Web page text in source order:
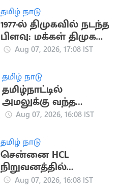
தமிழ் நாடு
1977-ல் திமுகவில் நடந்த
பிளவு: மக்கள் திமுக
உருவான வரலாறு!
Aug 07, 2026, 17:08 IST
தமிழ் நாடு
தமிழ்நாட்டில்
அமலுக்கு வந்த
ஆன்லைன் மது
தகவல்
Aug 07, 2026, 16:08 IST
தமிழ் நாடு
சென்னை HCL
நிறுவனத்தில்
வேலைவாய்ப்பு:
Aug 07, 2026, 16:08 IST